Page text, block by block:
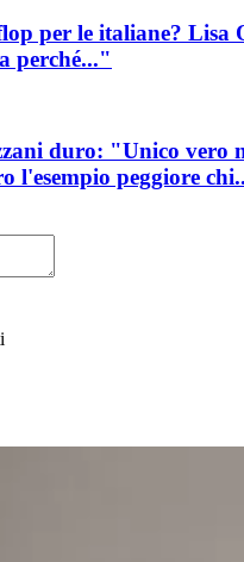
per le italiane? Lisa
perché..."
duro: "Unico vero
l'esempio peggiore